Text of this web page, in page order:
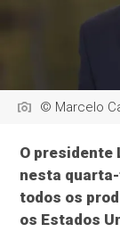
© Marcelo
O presidente
nesta
todos os
os Estados